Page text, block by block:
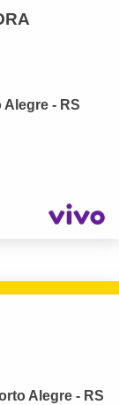
- RS
Alegre - RS